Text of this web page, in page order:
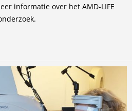
informatie over het AMD-LIFE